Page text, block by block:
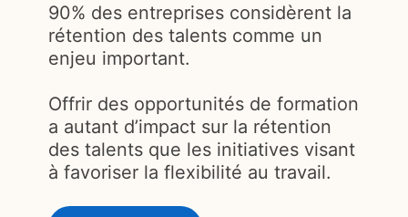
90% des entreprises considèrent la
rétention des talents comme un
enjeu important.
Offrir des opportunités de formation
a autant d’impact sur la rétention
des talents que les initiatives visant
à favoriser la flexibilité au travail.